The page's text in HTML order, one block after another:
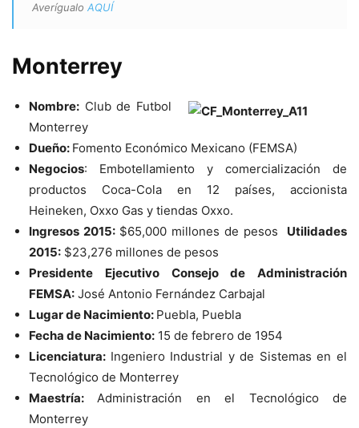
Averígualo AQUÍ
Monterrey
Nombre: Club de Futbol
Monterrey
Dueño: Fomento Económico Mexicano (FEMSA)
Negocios: Embotellamiento y comercialización de
productos Coca-Cola en 12 países, accionista
Heineken, Oxxo Gas y tiendas Oxxo.
Ingresos 2015:$65,000 millones de pesos Utilidades
2015: $23,276 millones de pesos
Presidente Ejecutivo Consejo de Administración
FEMSA: José Antonio Fernández Carbajal
Lugar de Nacimiento: Puebla, Puebla
Fecha de Nacimiento: 15 de febrero de 1954
Licenciatura: Ingeniero Industrial y de Sistemas en el
Tecnológico de Monterrey
Maestría:Administración en el Tecnológico de
Monterrey